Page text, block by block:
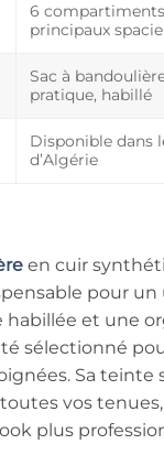
6
principaux
Sac à
pratique, habillé
Disponible dans
d’Algérie
en cuir
pour
habillée et une
sélectionné
Sa teinte
vos
plus